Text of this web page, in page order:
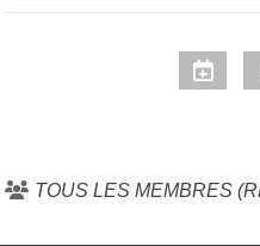
TOUS LES MEMBRES